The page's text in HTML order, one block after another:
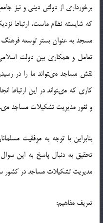
برخوردارى از دولتى دينى و نيز
كه شايسته نظام ماست، ارتباط
مسجد به عنوان بستر توسعه فرهنگ
تعامل و همكارى بين دولت
نقش مساجد مى‏تواند ما را در
كارى كه مى‏تواند در اين ارتباط
و ثغور مديريت تشكيلات مساجد
بنابراين با توجه به موفقيت
تحقيق به دنبال پاسخ به اين
مديريت تشكيلات مساجد در كشور
تعريف مفاهيم: